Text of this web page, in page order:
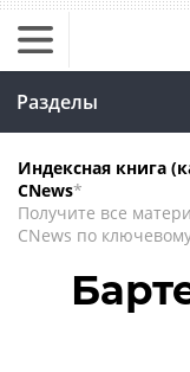
Разделы
Индексная книга
CNews*
Получите все
CNews по